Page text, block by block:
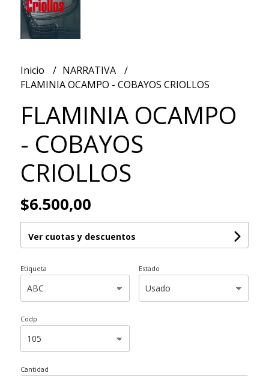
Inicio
NARRATIVA
FLAMINIA OCAMPO - COBAYOS CRIOLLOS
FLAMINIA OCAMPO
- COBAYOS
CRIOLLOS
$6.500,00
Ver cuotas y descuentos
Etiqueta Estado
Codp
Cantidad